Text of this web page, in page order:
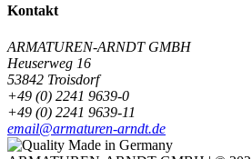
Kontakt
ARMATUREN-ARNDT GMBH
Heuserweg 16
53842 Troisdorf
+49 (0) 2241 9639-0
+49 (0) 2241 9639-11
email@armaturen-arndt.de